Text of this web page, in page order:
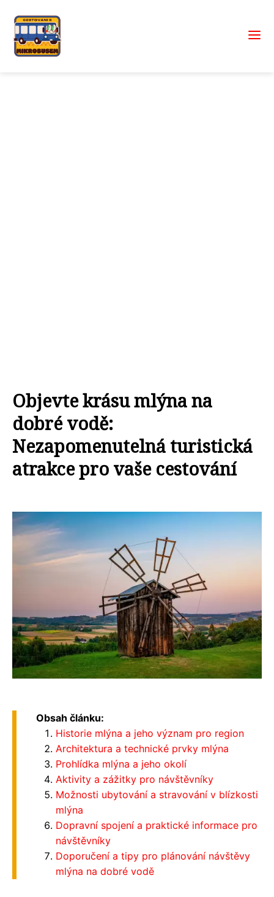
Objevte krásu mlýna na
dobré vodě:
Nezapomenutelná turistická
atrakce pro vaše cestování
Obsah článku:
Historie mlýna a jeho význam pro region
Architektura a technické prvky mlýna
Prohlídka mlýna a jeho okolí
Aktivity a zážitky pro návštěvníky
Možnosti ubytování a stravování v blízkosti
mlýna
Dopravní spojení a praktické informace pro
návštěvníky
Doporučení a tipy pro plánování návštěvy
mlýna na dobré vodě